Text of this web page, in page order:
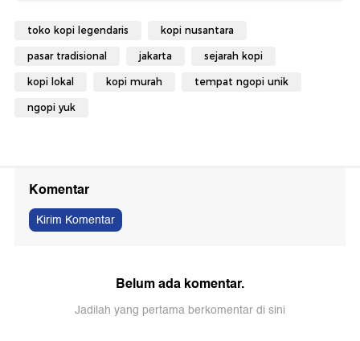
toko kopi legendaris kopi nusantara
pasar tradisional jakarta sejarah kopi
kopi lokal kopi murah tempat ngopi unik
ngopi yuk
Komentar
Kirim Komentar
Belum ada komentar.
Jadilah yang pertama berkomentar di sini